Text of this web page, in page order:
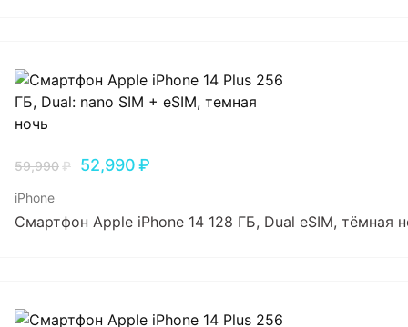
59,990₽ 52,990₽
iPhone
Смартфон Apple iPhone 14 128 ГБ, Dual еSIM, тёмная